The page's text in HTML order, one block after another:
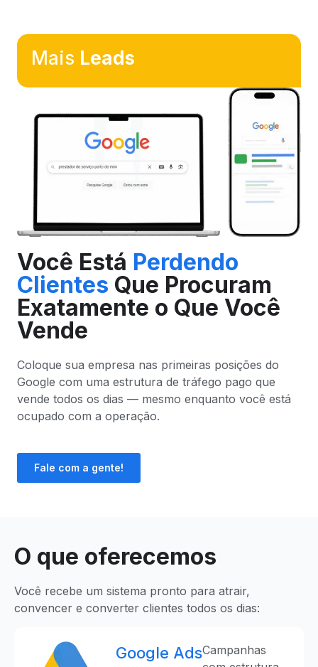
Você Está Perdendo
Clientes Que Procuram
Exatamente o Que Você
Vende
Coloque sua empresa nas primeiras posições do
Google com uma estrutura de tráfego pago que
vende todos os dias — mesmo enquanto você está
ocupado com a operação.
Fale com a gente!
Mais Leads
O que oferecemos
Você recebe um sistema pronto para atrair,
convencer e converter clientes todos os dias:
Google AdsCampanhas